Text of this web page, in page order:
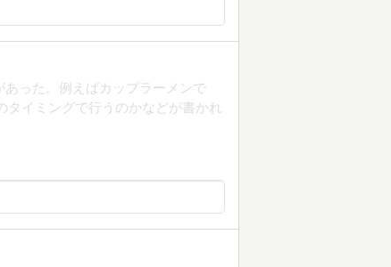
った。例えばカップラーメンで
イミングで行うのかなどが書かれ